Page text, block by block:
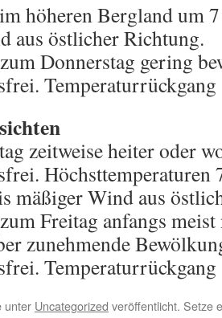
höheren Bergland um
aus östlicher Richtung.
Donnerstag gering
zeitweise heiter oder
Höchsttemperaturen
mäßiger Wind aus
Freitag anfangs
zunehmende
unter Uncategorized veröffentlicht. Setze